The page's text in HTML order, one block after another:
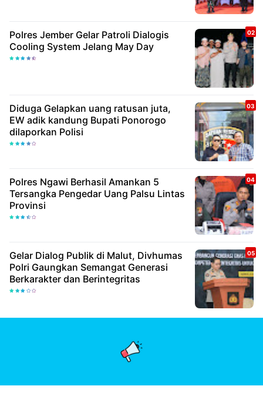
Polres Jember Gelar Patroli Dialogis
Cooling System Jelang May Day
Diduga Gelapkan uang ratusan juta,
EW adik kandung Bupati Ponorogo
dilaporkan Polisi
Polres Ngawi Berhasil Amankan 5
Tersangka Pengedar Uang Palsu Lintas
Provinsi
Gelar Dialog Publik di Malut, Divhumas
Polri Gaungkan Semangat Generasi
Berkarakter dan Berintegritas